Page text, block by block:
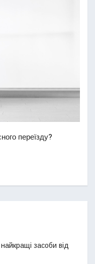
переїзду?
засоби від